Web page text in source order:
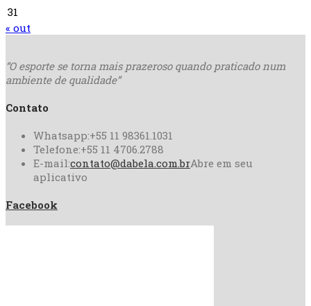
31
« out
“O esporte se torna mais prazeroso quando praticadonum
ambiente de qualidade”
Contato
Whatsapp:+55 11 98361.1031
Telefone:+55 11 4706.2788
E-mail:contato@dabela.com.brAbre em seu
aplicativo
Facebook